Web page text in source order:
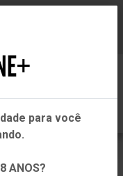
para você
ANOS?